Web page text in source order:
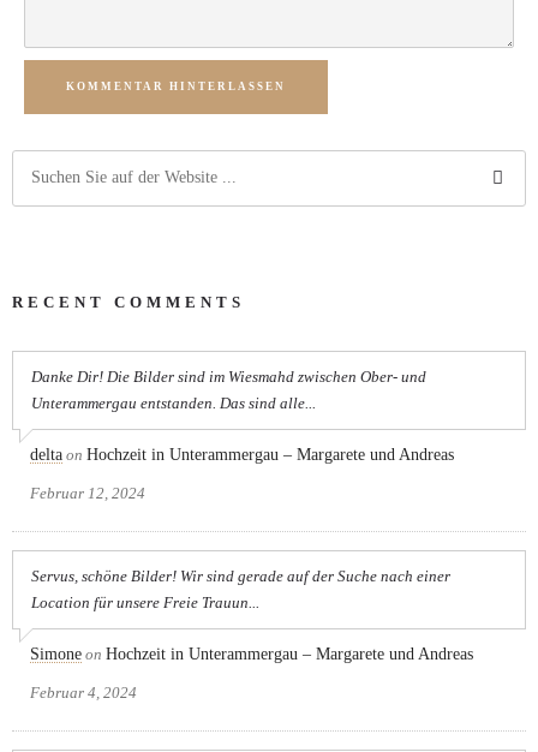
KOMMENTAR HINTERLASSEN
RECENT COMMENTS
Danke Dir! Die Bilder sind im Wiesmahd zwischen Ober- und
Unterammergau entstanden. Das sind alle...
delta on Hochzeit in Unterammergau – Margarete und Andreas
Februar 12, 2024
Servus, schöne Bilder! Wir sind gerade auf der Suche nach einer
Location für unsere Freie Trauun...
Simone on Hochzeit in Unterammergau – Margarete und Andreas
Februar 4, 2024